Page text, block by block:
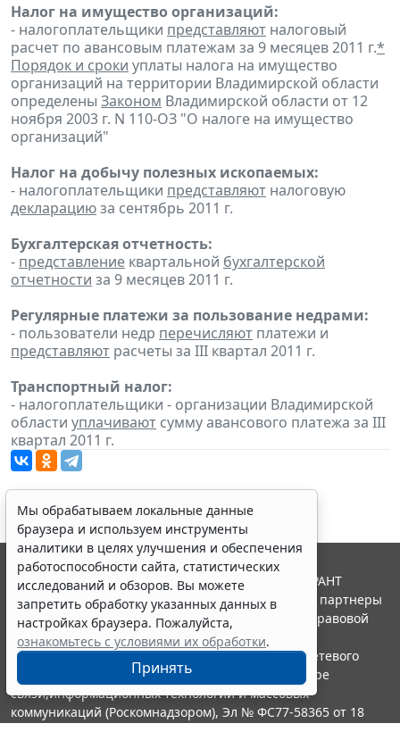
Налог на имущество организаций:
- налогоплательщики представляют налоговый
расчет по авансовым платежам за 9 месяцев 2011 г.*
Порядок и сроки уплаты налога на имущество
организаций на территории Владимирской области
определены Законом Владимирской области от 12
ноября 2003 г. N 110-ОЗ "О налоге на имущество
организаций"
Налог на добычу полезных ископаемых:
- налогоплательщики представляют налоговую
декларациюза сентябрь 2011 г.
Бухгалтерская отчетность:
- представление квартальной бухгалтерской
отчетности за 9 месяцев 2011 г.
Регулярные платежи за пользование недрами:
- пользователи недр перечисляют платежи и
представляют расчеты за III квартал 2011 г.
Транспортный налог:
- налогоплательщики - организации Владимирской
области уплачивают сумму авансового платежа за III
квартал 2011 г.
Мы обрабатываем локальные данные
браузера и используем инструменты
аналитики в целях улучшения и обеспечения
работоспособности сайта, статистических
исследований и обзоров. Вы можете
запретить обработку указанных данных в
настройках браузера. Пожалуйста,
ознакомьтесь с условиями их обработки.
Принять
© ООО "НПП "ГАРАНТ-СЕРВИС", 2026. Система ГАРАНТ
выпускается с 1990 года. Компания "Гарант" и ее партнеры
являются участниками Российской ассоциации правовой
информации ГАРАНТ.
Портал ГАРАНТ.РУ зарегистрирован в качестве сетевого
издания Федеральной службой по надзору в сфере
связи,информационных технологий и массовых
коммуникаций (Роскомнадзором), Эл № ФС77-58365 от 18